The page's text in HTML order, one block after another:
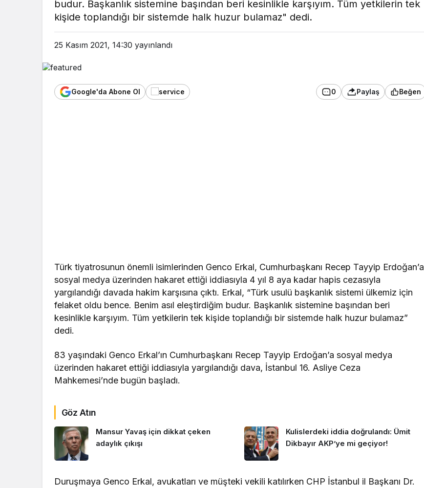
budur. Başkanlık sistemine başından beri kesinlikle karşıyım. Tüm yetkilerin tek
kişide toplandığı bir sistemde halk huzur bulamaz" dedi.
25 Kasım 2021, 14:30 yayınlandı
Google'da Abone Ol 0 Paylaş Beğen
Türk tiyatrosunun önemli isimlerinden Genco Erkal, Cumhurbaşkanı Recep Tayyip Erdoğan’a
sosyal medya üzerinden hakaret ettiği iddiasıyla 4 yıl 8 aya kadar hapis cezasıyla
yargılandığı davada hakim karşısına çıktı. Erkal, “Türk usulü başkanlık sistemi ülkemiz için
felaket oldu bence. Benim asıl eleştirdiğim budur. Başkanlık sistemine başından beri
kesinlikle karşıyım. Tüm yetkilerin tek kişide toplandığı bir sistemde halk huzur bulamaz”
dedi.
83 yaşındaki Genco Erkal’ın Cumhurbaşkanı Recep Tayyip Erdoğan’a sosyal medya
üzerinden hakaret ettiği iddiasıyla yargılandığı dava, İstanbul 16. Asliye Ceza
Mahkemesi’nde bugün başladı.
Göz Atın
Mansur Yavaş için dikkat çeken
adaylık çıkışı
Kulislerdeki iddia doğrulandı: Ümit
Dikbayır AKP’ye mi geçiyor!
Duruşmaya Genco Erkal, avukatları ve müşteki vekili katılırken CHP İstanbul il Başkanı Dr.